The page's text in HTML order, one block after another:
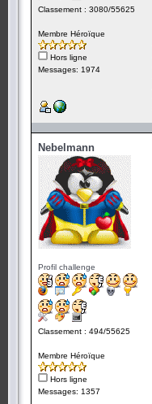
Classement : 3080/55625
Membre Héroïque
Hors ligne
Messages: 1974
Nebelmann
Profil challenge
Classement : 494/55625
Membre Héroïque
Hors ligne
Messages: 1357